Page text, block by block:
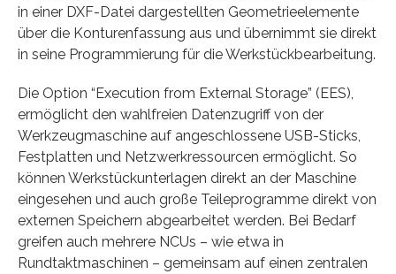
in einer DXF-Datei dargestellten Geometrieelemente
über die Konturenfassung aus und übernimmt sie direkt
in seine Programmierung für die Werkstückbearbeitung.
Die Option “Execution from External Storage” (EES),
ermöglicht den wahlfreien Datenzugriff von der
Werkzeugmaschine auf angeschlossene USB-Sticks,
Festplatten und Netzwerkressourcen ermöglicht. So
können Werkstückunterlagen direkt an der Maschine
eingesehen und auch große Teileprogramme direkt von
externen Speichern abgearbeitet werden. Bei Bedarf
greifen auch mehrere NCUs – wie etwa in
Rundtaktmaschinen – gemeinsam auf einen zentralen